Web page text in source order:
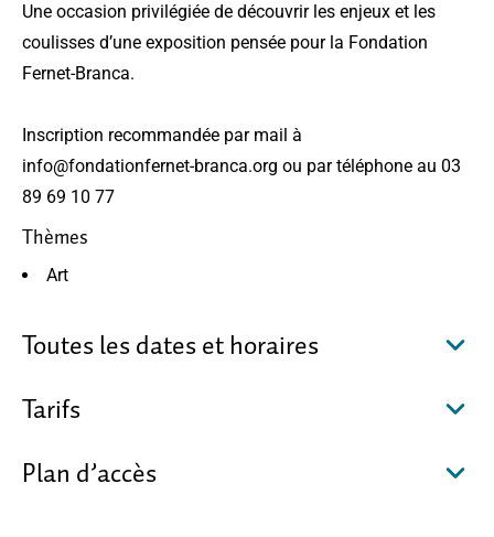
Une occasion privilégiée de découvrir les enjeux et les
coulisses d’une exposition pensée pour la Fondation
Fernet-Branca.
Inscription recommandée par mail à
info@fondationfernet-branca.org ou par téléphone au 03
89 69 10 77
Thèmes
Art
Toutes les dates et horaires
Tarifs
Plan d’accès